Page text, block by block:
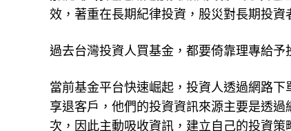
前提2》你是定期定額長期投資者，而不是
當前基金平台快速崛起，投資人透過網路
享退客戶，他們的投資資訊來源主要是透過